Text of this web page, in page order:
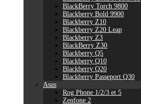
BlackBerry Torch 9800
Blackberry Bold 9900
Blackberry Z10
Blackberry Z20 Leap
Blackberry Z3
BlackBerry Z30
Blackberry Q5
Blackberry Q10
Blackberry Q20
Blackberry Passeport Q30
Asus
Rog Phone 1/2/3 et 5
Zenfone 2